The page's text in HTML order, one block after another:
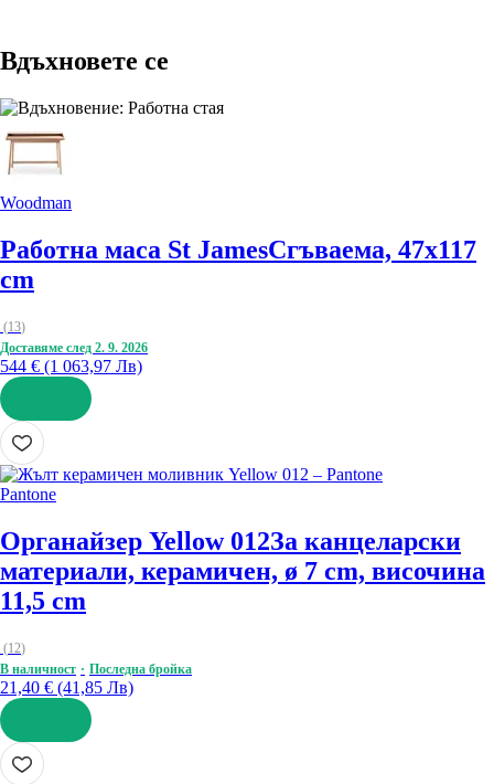
Вдъхновете се
Woodman
Работна маса St JamesСгъваема, 47x117
cm
(13)
Доставяме след 2. 9. 2026
544 € (1 063,97 Лв)
ДОБАВИ
Pantone
Органайзер Yellow 012За канцеларски
материали, керамичен, ø 7 cm, височина
11,5 cm
(12)
В наличност
Последна бройка
21,40 € (41,85 Лв)
ДОБАВИ